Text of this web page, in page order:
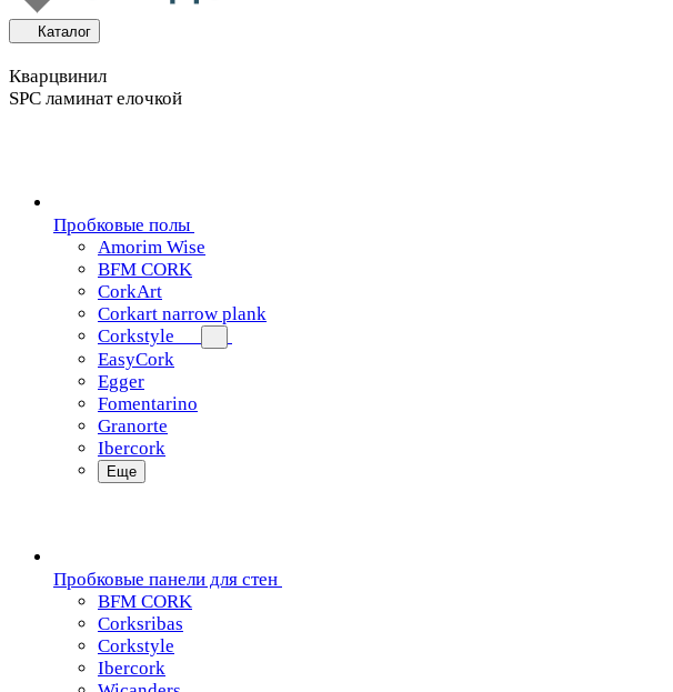
Каталог
Кварцвинил
SPC ламинат елочкой
Пробковые полы
Amorim Wise
BFM CORK
CorkArt
Corkart narrow plank
Corkstyle
EasyCork
Egger
Fomentarino
Granorte
Ibercork
Еще
Пробковые панели для стен
BFM CORK
Corksribas
Corkstyle
Ibercork